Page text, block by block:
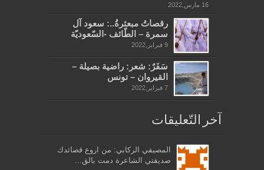
16 مارس,2022
رقصاتُ مبعثرةُ..: سعود آل
سمرة – الطّائف -السّعوديّة
9 فبراير,2022
سَفَرٌ: شعر: راضية بصيلة –
القيروان – تونس
7 فبراير,2022
آخر التّعليقات
المصيفي الركابي: من اروع قصائدك
صديقتي الشاعرة دمت بالق...